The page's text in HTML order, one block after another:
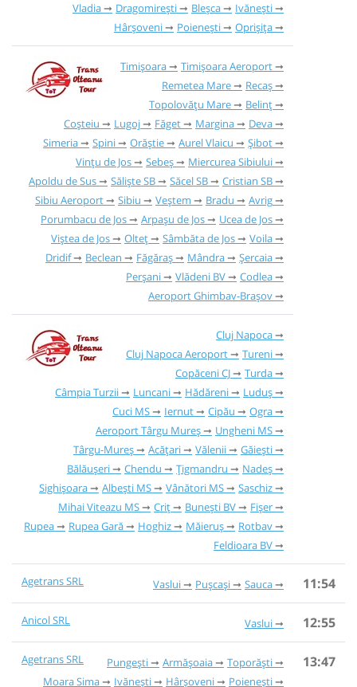
Vladia
Dragomirești Bleșca
Ivănești
Hârșoveni
Poienești Oprișița
Timișoara
Timișoara Aeroport
Remetea Mare
Recaș
Topolovățu Mare
Belinț
Coșteiu
Lugoj Făget Margina
Deva
Simeria
Spini Orăștie Aurel Vlaicu
Șibot
Vințu de Jos
Sebeș
Miercurea Sibiului
Apoldu de Sus
Săliște SB Săcel SB
Cristian SB
Sibiu Aeroport
Sibiu Veștem Bradu
Avrig
Porumbacu de Jos
Arpașu de Jos
Ucea de Jos
Viștea de Jos
Olteț Sâmbăta de Jos
Voila
Dridif
Beclean Făgăraș Mândra
Șercaia
Perșani
Vlădeni BV
Codlea
Aeroport Ghimbav-Brașov
Cluj Napoca
Cluj Napoca Aeroport
Tureni
Copăceni CJ
Turda
Câmpia Turzii
Luncani Hădăreni
Luduș
Cuci MS
Iernut Cipău
Ogra
Aeroport Târgu Mureș
Ungheni MS
Târgu-Mureș
Acățari Vălenii
Găieşti
Bălăușeri
Chendu Țigmandru
Nadeș
Sighișoara
Albești MS Vânători MS
Saschiz
Mihai Viteazu MS
Criț Bunești BV
Fișer
Rupea
Rupea Gară Hoghiz Măieruș
Rotbav
Feldioara BV
Agetrans SRL Vaslui Pușcași Sauca 11:54
Anicol SRL Vaslui 12:55
Agetrans SRL Pungești Armășoaia
Toporăști
Moara Sima
Ivănești Hârșoveni Poienești
13:47